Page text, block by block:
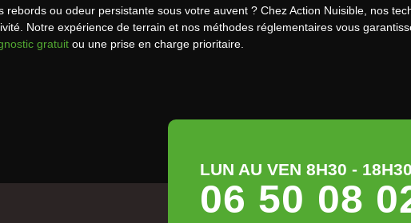
ou odeur persistante sous votre auvent ? Chez Action Nuisible, nos
Notre expérience de terrain et nos méthodes réglementaires vous
gratuit ou une prise en charge prioritaire.
LUN AU VEN 8H30 -
06 50 08